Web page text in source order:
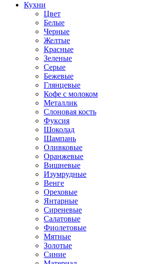
Кухни
Цвет
Белые
Черные
Желтые
Красные
Зеленые
Серые
Бежевые
Глянцевые
Кофе с молоком
Металлик
Слоновая кость
Фуксия
Шоколад
Шампань
Оливковые
Оранжевые
Вишневые
Изумрудные
Венге
Ореховые
Янтарные
Сиреневые
Салатовые
Фиолетовые
Мятные
Золотые
Синие